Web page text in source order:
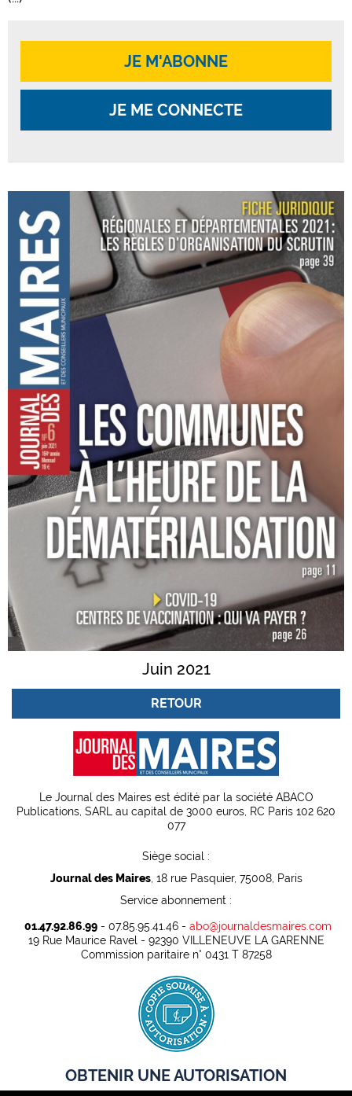
JE M'ABONNE
JE ME CONNECTE
Juin 2021
RETOUR
Le Journal des Maires est édité par la société ABACO
Publications, SARL au capital de 3000 euros, RC Paris 102 620
077
Siège social :
Journal des Maires, 18 rue Pasquier, 75008, Paris
Service abonnement :
01.47.92.86.99- 07.85.95.41.46 - abo@journaldesmaires.com
19 Rue Maurice Ravel - 92390 VILLENEUVE LA GARENNE
Commission paritaire n° 0431 T 87258
OBTENIR UNE AUTORISATION